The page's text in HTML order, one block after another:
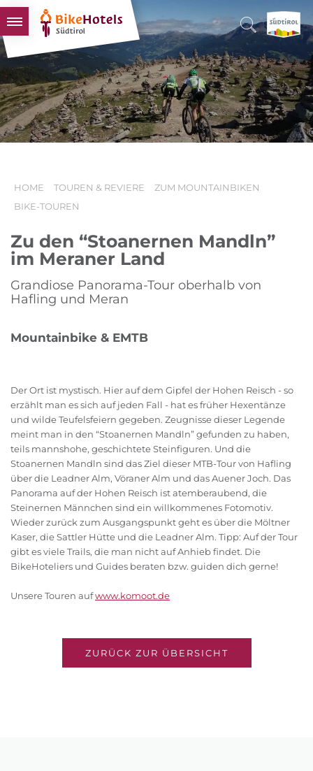
BIKEHOTELS
HOTELS & PAKETE
TOUREN & REVIERE
SÜDTIROL & WIR
HOME TOUREN & REVIERE
ZUM MOUNTAINBIKEN
BIKE-TOUREN
Zu den “Stoanernen Mandln”
im Meraner Land
Grandiose Panorama-Tour oberhalb von
Hafling und Meran
Mountainbike & EMTB
Der Ort ist mystisch. Hier auf dem Gipfel der Hohen Reisch - so
erzählt man es sich auf jeden Fall - hat es früher Hexentänze
und wilde Teufelsfeiern gegeben. Zeugnisse dieser Legende
meint man in den “Stoanernen Mandln” gefunden zu haben,
teils mannshohe, geschichtete Steinfiguren. Und die
Stoanernen Mandln sind das Ziel dieser MTB-Tour von Hafling
über die Leadner Alm, Vöraner Alm und das Auener Joch. Das
Panorama auf der Hohen Reisch ist atemberaubend, die
Steinernen Männchen sind ein willkommenes Fotomotiv.
Wieder zurück zum Ausgangspunkt geht es über die Möltner
Kaser, die Sattler Hütte und die Leadner Alm. Tipp: Auf der Tour
gibt es viele Trails, die man nicht auf Anhieb findet. Die
BikeHoteliers und Guides beraten bzw. guiden dich gerne!
Unsere Touren aufwww.komoot.de
ZURÜCK ZUR ÜBERSICHT